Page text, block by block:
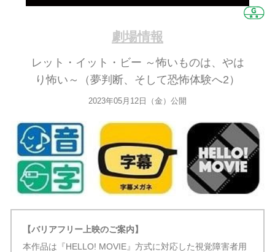
劇場情報
レット・イット・ビー ～怖いものは、やは
り怖い～（夢判断、そして恐怖体験へ2）
2023年05月12日（金）公開
【バリアフリー上映のご案内】
本作品は『HELLO! MOVIE』方式に対応した視覚障害者用